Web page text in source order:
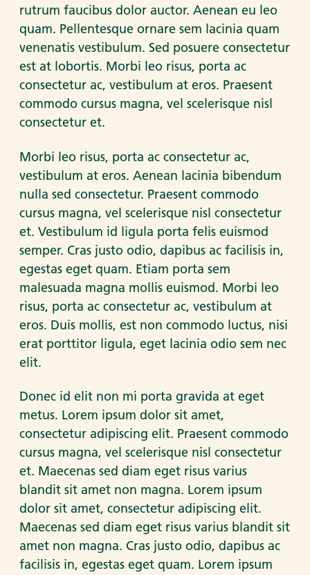
rutrum faucibus dolor auctor. Aenean eu leo
quam. Pellentesque ornare sem lacinia quam
venenatis vestibulum. Sed posuere consectetur
est at lobortis. Morbi leo risus, porta ac
consectetur ac, vestibulum at eros. Praesent
commodo cursus magna, vel scelerisque nisl
consectetur et.
Morbi leo risus, porta ac consectetur ac,
vestibulum at eros. Aenean lacinia bibendum
nulla sed consectetur. Praesent commodo
cursus magna, vel scelerisque nisl consectetur
et. Vestibulum id ligula porta felis euismod
semper. Cras justo odio, dapibus ac facilisis in,
egestas eget quam. Etiam porta sem
malesuada magna mollis euismod. Morbi leo
risus, porta ac consectetur ac, vestibulum at
eros. Duis mollis, est non commodo luctus, nisi
erat porttitor ligula, eget lacinia odio sem nec
elit.
Donec id elit non mi porta gravida at eget
metus. Lorem ipsum dolor sit amet,
consectetur adipiscing elit. Praesent commodo
cursus magna, vel scelerisque nisl consectetur
et. Maecenas sed diam eget risus varius
blandit sit amet non magna. Lorem ipsum
dolor sit amet, consectetur adipiscing elit.
Maecenas sed diam eget risus varius blandit sit
amet non magna. Cras justo odio, dapibus ac
facilisis in, egestas eget quam. Lorem ipsum